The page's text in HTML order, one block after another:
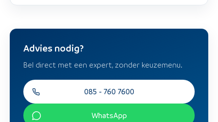
Advies nodig?
Bel direct met een expert, zonder keuzemenu.
085 - 760 7600
WhatsApp